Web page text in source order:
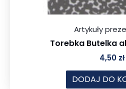
Artykuły
Torebka Butelka
4,50 zł
DODAJ DO